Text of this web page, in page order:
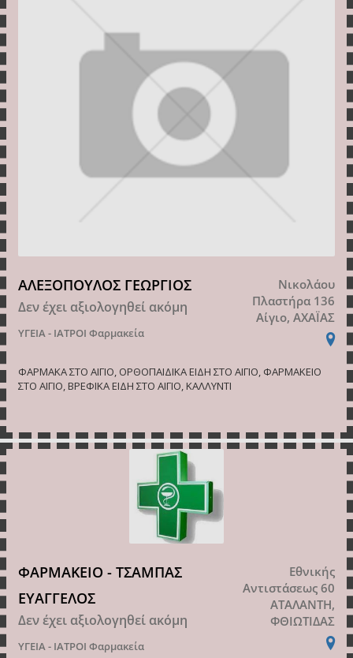
ΑΛΕΞΟΠΟΥΛΟΣ ΓΕΩΡΓΙΟΣ
Δεν έχει αξιολογηθεί ακόμη
ΥΓΕΙΑ - ΙΑΤΡΟΙ Φαρμακεία
Νικολάου
Πλαστήρα 136
Αίγιο, ΑΧΑΪΑΣ
ΦΑΡΜΑΚΑ ΣΤΟ ΑΙΓΙΟ, ΟΡΘΟΠΑΙΔΙΚΑ ΕΙΔΗ ΣΤΟ ΑΙΓΙΟ, ΦΑΡΜΑΚΕΙΟ
ΣΤΟ ΑΙΓΙΟ, ΒΡΕΦΙΚΑ ΕΙΔΗ ΣΤΟ ΑΙΓΙΟ, ΚΑΛΛΥΝΤΙ
ΦΑΡΜΑΚΕΙΟ - ΤΣΑΜΠΑΣ
ΕΥΑΓΓΕΛΟΣ
Δεν έχει αξιολογηθεί ακόμη
ΥΓΕΙΑ - ΙΑΤΡΟΙ Φαρμακεία
Εθνικής
Αντιστάσεως 60
ΑΤΑΛΑΝΤΗ,
ΦΘΙΩΤΙΔΑΣ